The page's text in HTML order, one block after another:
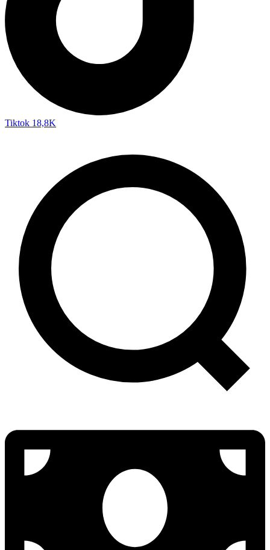
Tiktok 18,8K